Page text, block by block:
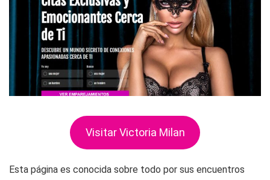
Visitar Victoria Milan
Esta página es conocida sobre todo por sus encuentros